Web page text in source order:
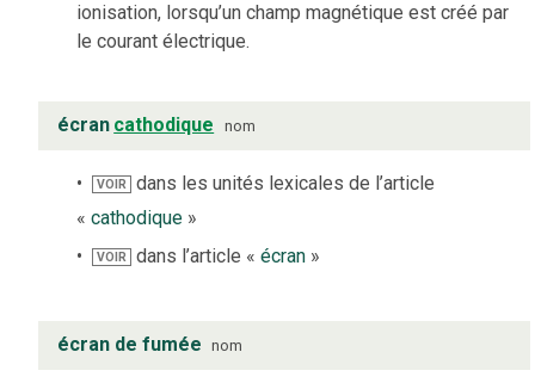
ionisation, lorsqu’un champ magnétique est créé par
le courant électrique.
écran cathodique nom
VOIR
dans les unités lexicales de l’article
« cathodique »
VOIR dans l’article «écran »
écran de fumée nom